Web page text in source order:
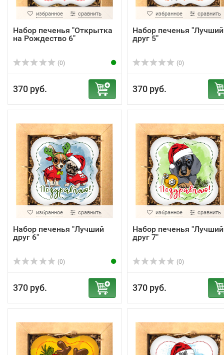
избранное сравнить
Набор печенья "Открытка
на Рождество 6"
(0)
370 руб.
избранное сравнить
Набор печенья "Лучший
друг 5"
(0)
370 руб.
избранное сравнить
Набор печенья "Лучший
друг 6"
(0)
370 руб.
избранное сравнить
Набор печенья "Лучший
друг 7"
(0)
370 руб.